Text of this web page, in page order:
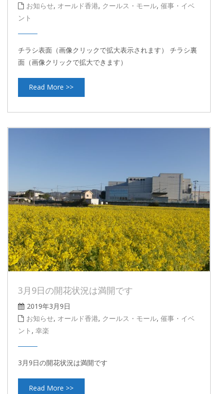
お知らせ, オールド香港, クールス・モール, 催事・イベ
ント
チラシ表面（画像クリックで拡大表示されます） チラシ裏
面（画像クリックで拡大できます）
Read More >>
3月9日の開花状況は満開です
2019年3月9日
お知らせ, オールド香港, クールス・モール, 催事・イベ
ント , 幸楽
3月9日の開花状況は満開です
Read More >>